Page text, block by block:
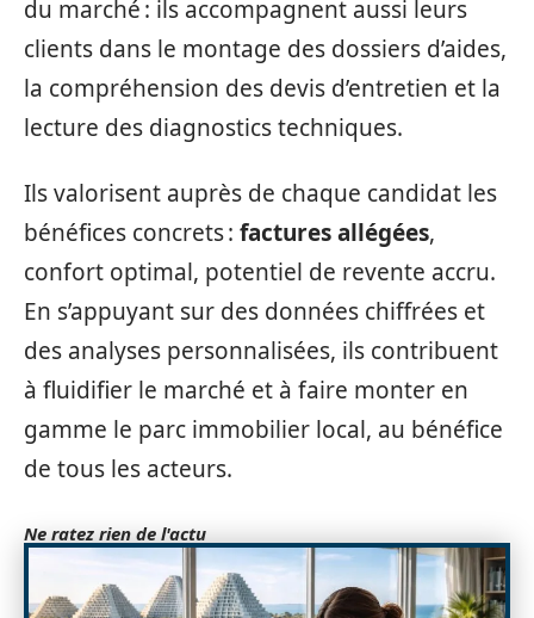
du marché : ils accompagnent aussi leurs
clients dans le montage des dossiers d’aides,
la compréhension des devis d’entretien et la
lecture des diagnostics techniques.
Ils valorisent auprès de chaque candidat les
bénéfices concrets : factures allégées,
confort optimal, potentiel de revente accru.
En s’appuyant sur des données chiffrées et
des analyses personnalisées, ils contribuent
à fluidifier le marché et à faire monter en
gamme le parc immobilier local, au bénéfice
de tous les acteurs.
Ne ratez rien de l'actu